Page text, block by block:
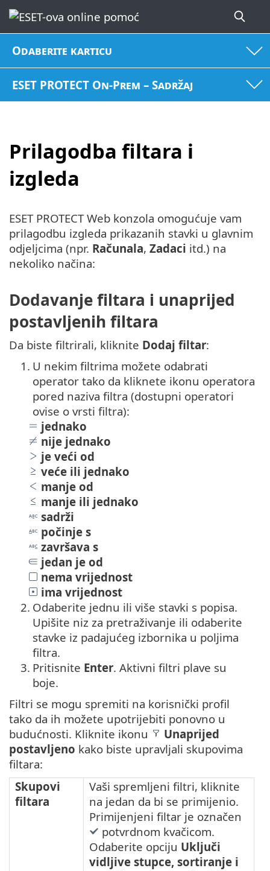
Odaberite karticu
ESET PROTECT On-Prem – Sadržaj
Prilagodba filtara i
izgleda
ESET PROTECT Web konzola omogućuje vam
prilagodbu izgleda prikazanih stavki u glavnim
odjeljcima (npr. Računala, Zadaci itd.) na
nekoliko načina:
Dodavanje filtara i unaprijed
postavljenih filtara
Da biste filtrirali, kliknite Dodaj filtar:
1. U nekim filtrima možete odabrati
operator tako da kliknete ikonu operatora
pored naziva filtra (dostupni operatori
ovise o vrsti filtra):
jednako
nije jednako
je veći od
veće ili jednako
manje od
manje ili jednako
sadrži
počinje s
završava s
jedan je od
nema vrijednost
ima vrijednost
2. Odaberite jednu ili više stavki s popisa.
Upišite niz za pretraživanje ili odaberite
stavke iz padajućeg izbornika u poljima
filtra.
3. Pritisnite Enter. Aktivni filtri plave su
boje.
Filtri se mogu spremiti na korisnički profil
tako da ih možete upotrijebiti ponovno u
budućnosti. Kliknite ikonu
Unaprijed
postavljeno kako biste upravljali skupovima
filtara:
Skupovi
filtara
Vaši spremljeni filtri, kliknite
na jedan da bi se primijenio.
Primijenjeni filtar je označen
potvrdnom kvačicom.
Odaberite opciju Uključi
vidljive stupce, sortiranje i